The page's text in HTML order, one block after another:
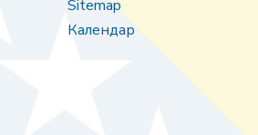
Sitemap
Календар